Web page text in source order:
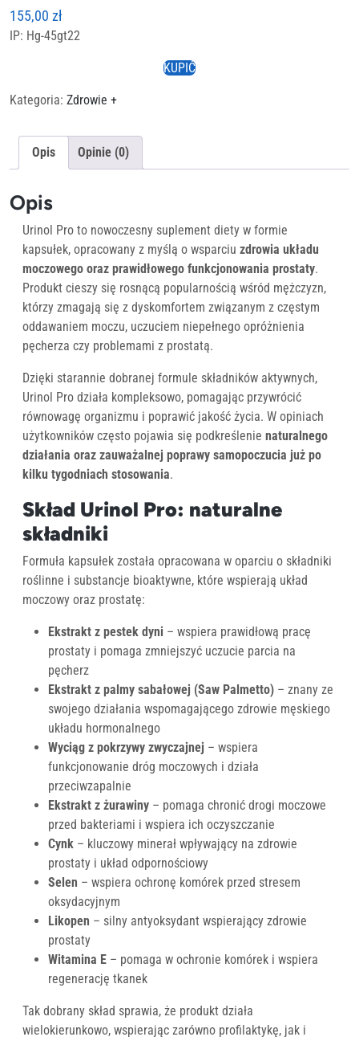
155,00 zł
IP: Hg-45gt22
KUPIĆ
Kategoria: Zdrowie +
Opis Opinie (0)
Opis
Urinol Pro to nowoczesny suplement diety w formie
kapsułek, opracowany z myślą o wsparciu zdrowia układu
moczowego oraz prawidłowego funkcjonowania prostaty.
Produkt cieszy się rosnącą popularnością wśród mężczyzn,
którzy zmagają się z dyskomfortem związanym z częstym
oddawaniem moczu, uczuciem niepełnego opróżnienia
pęcherza czy problemami z prostatą.
Dzięki starannie dobranej formule składników aktywnych,
Urinol Pro działa kompleksowo, pomagając przywrócić
równowagę organizmu i poprawić jakość życia. W opiniach
użytkowników często pojawia się podkreślenie naturalnego
działania oraz zauważalnej poprawy samopoczucia już po
kilku tygodniach stosowania.
Skład Urinol Pro: naturalne
składniki
Formuła kapsułek została opracowana w oparciu o składniki
roślinne i substancje bioaktywne, które wspierają układ
moczowy oraz prostatę:
Ekstrakt z pestek dyni – wspiera prawidłową pracę
prostaty i pomaga zmniejszyć uczucie parcia na
pęcherz
Ekstrakt z palmy sabałowej (Saw Palmetto) – znany ze
swojego działania wspomagającego zdrowie męskiego
układu hormonalnego
Wyciąg z pokrzywy zwyczajnej – wspiera
funkcjonowanie dróg moczowych i działa
przeciwzapalnie
Ekstrakt z żurawiny – pomaga chronić drogi moczowe
przed bakteriami i wspiera ich oczyszczanie
Cynk – kluczowy minerał wpływający na zdrowie
prostaty i układ odpornościowy
Selen – wspiera ochronę komórek przed stresem
oksydacyjnym
Likopen – silny antyoksydant wspierający zdrowie
prostaty
Witamina E – pomaga w ochronie komórek i wspiera
regenerację tkanek
Tak dobrany skład sprawia, że produkt działa
wielokierunkowo, wspierając zarówno profilaktykę, jak i